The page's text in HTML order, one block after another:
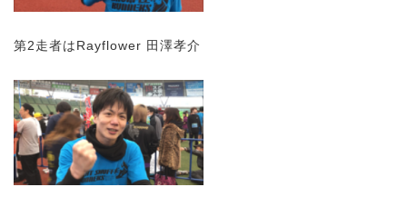
第2走者はRayflower 田澤孝介